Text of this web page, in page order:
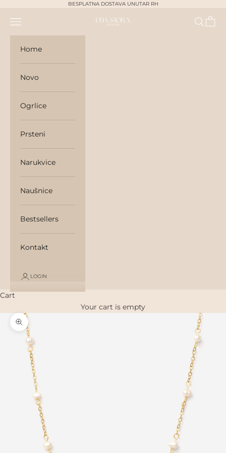
BESPLATNA DOSTAVA UNUTAR RH
unasjora
Navigation menu Search
Cart
Home
Novo
Ogrlice
Prsteni
Narukvice
Naušnice
Bestsellers
Kontakt
LOGIN
Cart
Your cart is empty
Zoom picture